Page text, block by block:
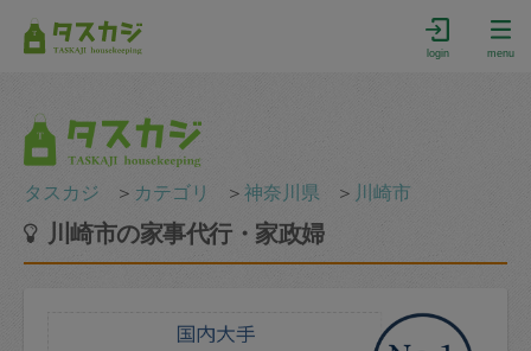
login menu
タスカジ ＞ カテゴリ ＞神奈川県 ＞ 川崎市
川崎市の家事代行・家政婦